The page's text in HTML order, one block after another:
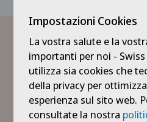
I servizi di Well
Impostazioni Cookies
La vostra salute e la
importanti per noi -
utilizza sia cookies che
della privacy per
esperienza sul sito web.
consultate la nostra